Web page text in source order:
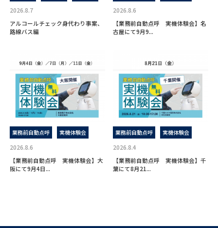
2026.8.7
アルコールチェック身代わり事案、
路線バス編
2026.8.6
【業務前自動点呼 実機体験会】名
古屋にて9月9...
業務前自動点呼 実機体験会
2026.8.6
【業務前自動点呼 実機体験会】大
阪にて9月4日...
業務前自動点呼 実機体験会
2026.8.4
【業務前自動点呼 実機体験会】千
葉にて8月21...